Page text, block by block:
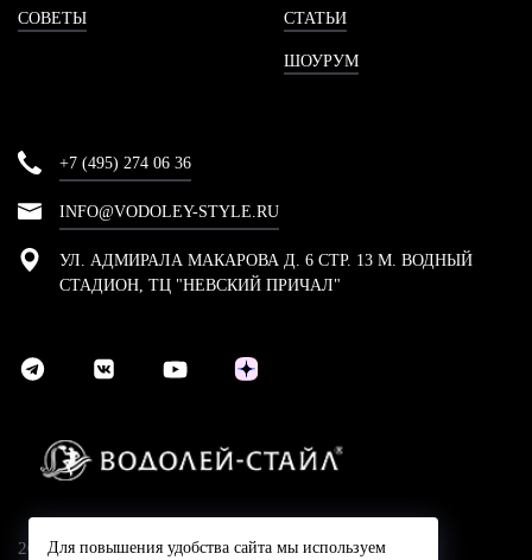
СОВЕТЫ СТАТЬИ
ШОУРУМ
+7 (495) 274 06 36
INFO@VODOLEY-STYLE.RU
УЛ. АДМИРАЛА МАКАРОВА Д. 6 СТР. 13 М. ВОДНЫЙ
СТАДИОН, ТЦ "НЕВСКИЙ ПРИЧАЛ"
2024 © Компания Водолей-Cтайл
Для повышения удобства сайта мы используем